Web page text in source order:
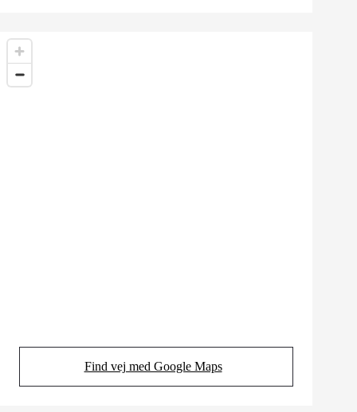
Find vej med Google Maps
(Opens in new tab)